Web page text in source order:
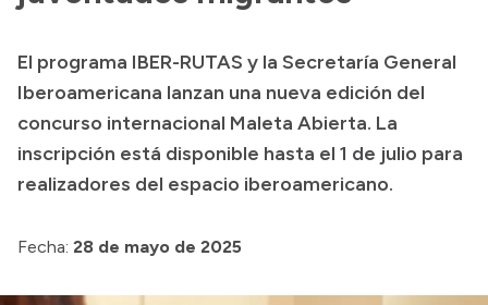
Presupuesto
Boletín Oficial
Compras y licitaciones
Consulta de expedientes
Convocatorias
Intranet
El programa IBER-RUTAS y la Secretaría General
Iberoamericana lanzan una nueva edición del
concurso internacional Maleta Abierta. La
inscripción está disponible hasta el 1 de julio para
realizadores del espacio iberoamericano.
Fecha: 28 de mayo de 2025